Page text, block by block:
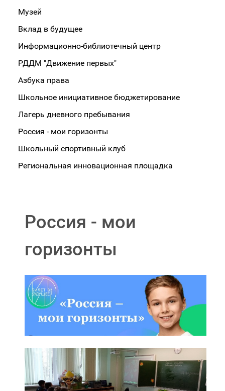
Музей
Вклад в будущее
Информационно-библиотечный центр
РДДМ "Движение первых"
Азбука права
Школьное инициативное бюджетирование
Лагерь дневного пребывания
Россия - мои горизонты
Школьный спортивный клуб
Региональная инновационная площадка
Россия - мои
горизонты